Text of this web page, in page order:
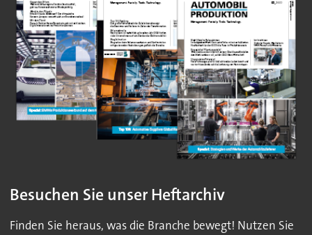
Besuchen Sie unser Heftarchiv
Finden Sie heraus, was die Branche bewegt! Nutzen Sie